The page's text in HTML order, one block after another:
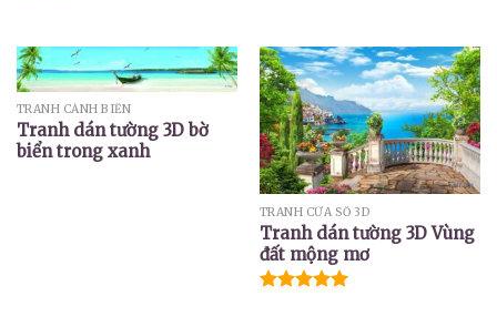
TRANH CẢNH BIỂN
Tranh dán tường 3D bờ
biển trong xanh
TRANH CỬA SỔ 3D
Tranh dán tường 3D Vùng
đất mộng mơ